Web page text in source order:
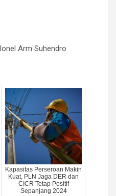
Arm Suhendro
Kapasitas Perseroan Makin
Kuat, PLN Jaga DER dan
CICR Tetap Positif
Sepanjang 2024